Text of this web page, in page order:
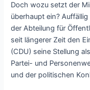
Doch wozu setzt der
überhaupt ein?
der Abteilung für
seit längerer Zeit den
(CDU) seine Stellung
Partei- und
und der politischen